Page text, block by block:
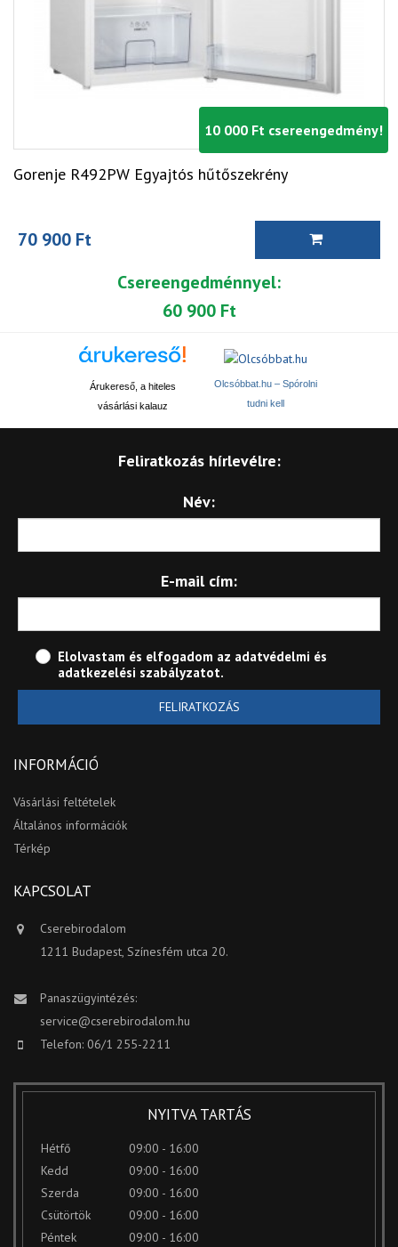
10 000 Ft csereengedmény!
Gorenje R492PW Egyajtós hűtőszekrény
70 900 Ft
Csereengedménnyel:
60 900 Ft
Árukereső, a hiteles
vásárlási kalauz
Olcsóbbat.hu – Spórolni
tudni kell
Feliratkozás hírlevélre:
Név:
E-mail cím:
Elolvastam és elfogadom az adatvédelmi és
adatkezelési szabályzatot.
FELIRATKOZÁS
INFORMÁCIÓ
Vásárlási feltételek
Általános információk
Térkép
KAPCSOLAT
Cserebirodalom
1211 Budapest, Színesfém utca 20.
Panaszügyintézés:
service@cserebirodalom.hu
Telefon: 06/1 255-2211
NYITVA TARTÁS
Hétfő
09:00 - 16:00
Kedd
09:00 - 16:00
Szerda
09:00 - 16:00
Csütörtök
09:00 - 16:00
Péntek
09:00 - 16:00